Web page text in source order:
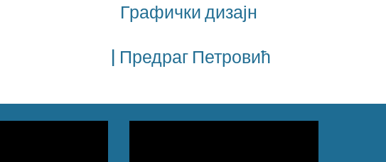
Графички дизајн
| Предраг Петровић